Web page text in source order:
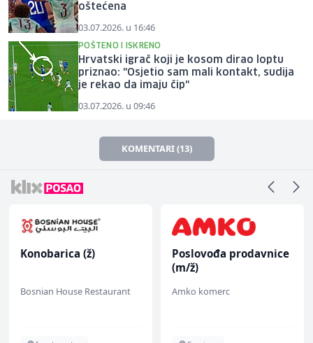
oštećena
03.07.2026. u 16:46
POŠTENO I ISKRENO
Hrvatski igrač koji je kosom dirao loptu
priznao: "Osjetio sam mali kontakt, sudija
je rekao da imaju čip"
03.07.2026. u 09:46
KOMENTARI (13)
Konobarica (ž)
Bosnian House Restaurant
Poslovođa prodavnice
(m/ž)
Amko komerc